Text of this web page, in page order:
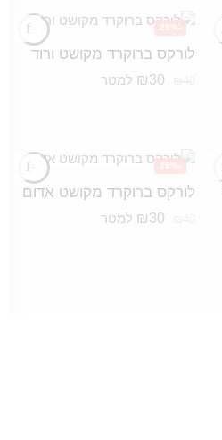
-25%
לורקס ברוקרד מקושט ורוד
₪30 למטר
-25%
לורקס ברוקרד מקושט אדום
₪30 למטר